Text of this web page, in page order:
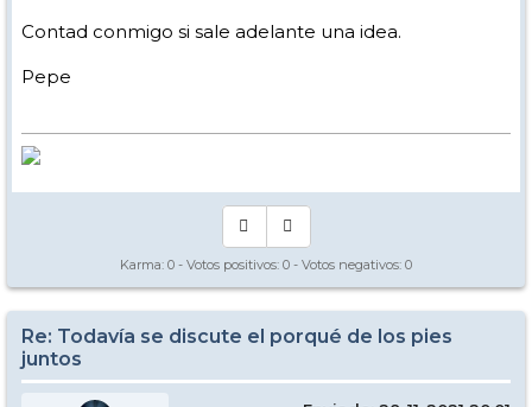
Contad conmigo si sale adelante una idea.
Pepe
Karma: 0 - Votos positivos: 0 - Votos negativos: 0
Re: Todavía se discute el porqué de los pies
juntos